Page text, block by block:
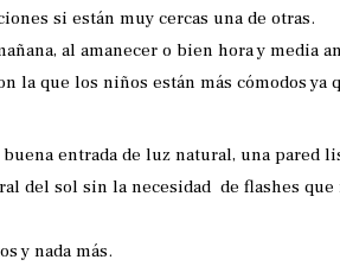
si están muy cercas una de otras.
al amanecer o bien hora y media
la que los niños están más cómodos ya
entrada de luz natural, una pared
del sol sin la necesidad de flashes
y nada más.